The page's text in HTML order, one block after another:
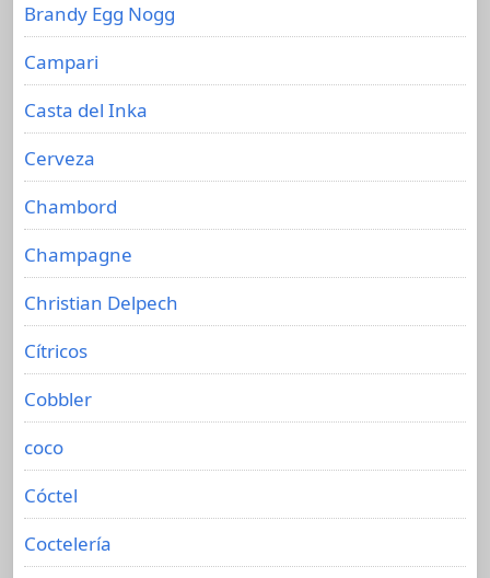
Brandy Egg Nogg
Campari
Casta del Inka
Cerveza
Chambord
Champagne
Christian Delpech
Cítricos
Cobbler
coco
Cóctel
Coctelería